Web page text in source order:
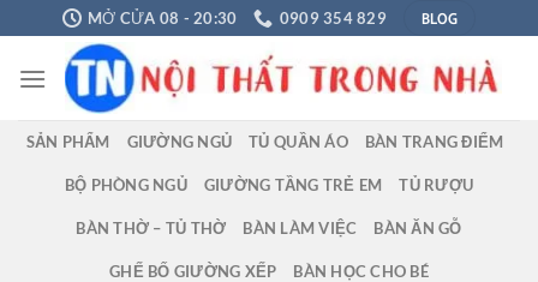
Chuyển
đến
nội
MỞ CỬA 08 - 20:30 0909 354 829 BLOG
SẢN PHẨM GIƯỜNG NGỦ TỦ QUẦN ÁO BÀN TRANG ĐIỂM
BỘ PHÒNG NGỦ GIƯỜNG TẦNG TRẺ EM TỦ RƯỢU
BÀN THỜ – TỦ THỜ BÀN LÀM VIỆC BÀN ĂN GỖ
GHẾ BỐ GIƯỜNG XẾP BÀN HỌC CHO BÉ